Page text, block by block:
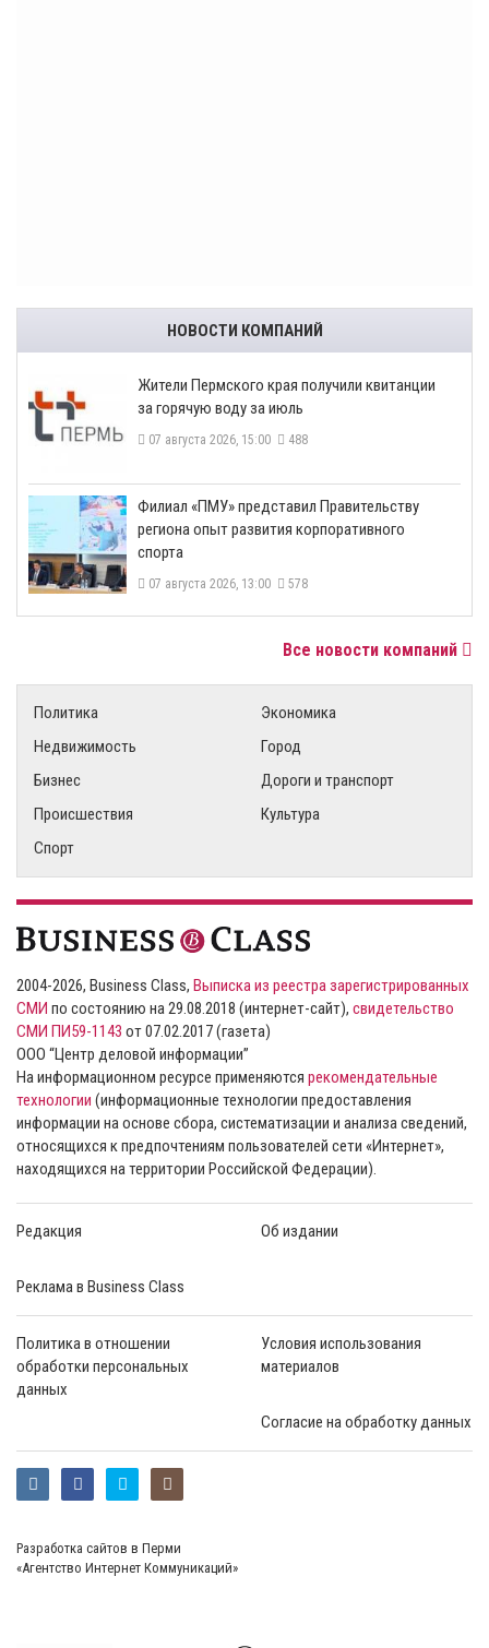
НОВОСТИ КОМПАНИЙ
​Жители Пермского края получили квитанции
за горячую воду за июль
07 августа 2026, 15:00 488
​Филиал «ПМУ» представил Правительству
региона опыт развития корпоративного
спорта
07 августа 2026, 13:00 578
Все новости компаний
Политика
Экономика
Недвижимость
Город
Бизнес
Дороги и транспорт
Происшествия
Культура
Спорт
2004-2026, Business Class, Выписка из реестра зарегистрированных
СМИ по состоянию на 29.08.2018 (интернет-сайт), свидетельство
СМИ ПИ59-1143 от 07.02.2017 (газета)
ООО “Центр деловой информации”
На информационном ресурсе применяются рекомендательные
технологии (информационные технологии предоставления
информации на основе сбора, систематизации и анализа сведений,
относящихся к предпочтениям пользователей сети «Интернет»,
находящихся на территории Российской Федерации).
Редакция Об издании
Реклама в Business Class
Политика в отношении
обработки персональных
данных
Условия использования
материалов
Согласие на обработку данных
Разработка сайтов в Перми
«Агентство Интернет Коммуникаций»